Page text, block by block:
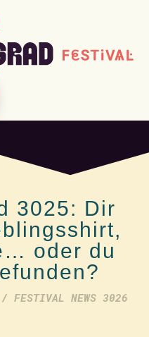
3025: Dir
oder du
NEWS 3026